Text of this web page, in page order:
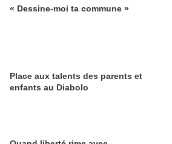
« Dessine-moi ta commune »
Place aux talents des parents et
enfants au Diabolo